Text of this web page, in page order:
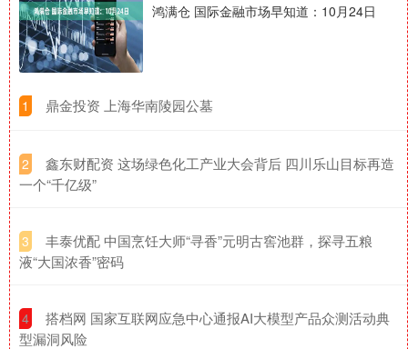
鸿满仓 国际金融市场早知道：10月24日
1 ​鼎金投资 上海华南陵园公墓
2
​鑫东财配资 这场绿色化工产业大会背后 四川乐山目标再造
一个“千亿级”
3
​丰泰优配 中国烹饪大师“寻香”元明古窖池群，探寻五粮
液“大国浓香”密码
4
​搭档网 国家互联网应急中心通报AI大模型产品众测活动典
型漏洞风险